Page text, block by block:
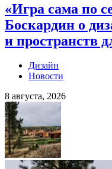
«Игра сама по
Боскардин о
и пространств
Дизайн
Новости
8 августа, 2026